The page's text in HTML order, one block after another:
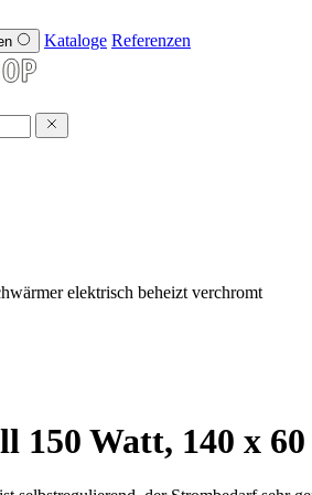
Kataloge Referenzen
150 Watt, 140 x